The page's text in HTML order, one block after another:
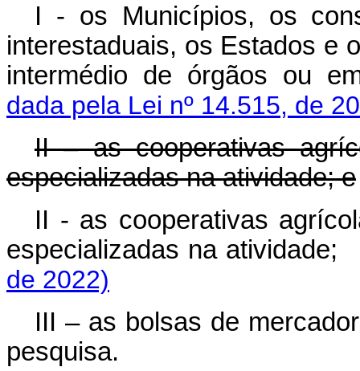
I - os Municípios, os con
interestaduais, os Estados e
intermédio de órgãos ou
dada pela Lei nº 14.515, de
II – as cooperativas
especializadas na atividade; e
II - as cooperativas
especializadas na
de 2022)
III – as bolsas de
pesquisa.